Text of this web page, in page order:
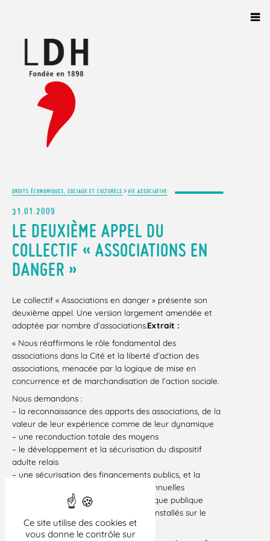
Ce site utilise des cookies et
vous donne le contrôle sur
DROITS ÉCONOMIQUES, SOCIAUX ET CULTURELS >VIE ASSOCIATIVE
31.01.2009
LE DEUXIÈME APPEL DU
COLLECTIF « ASSOCIATIONS EN
DANGER »
Le collectif « Associations en danger » présente son
deuxième appel. Une version largement amendée et
adoptée par nombre d’associations.Extrait :
« Nous réaffirmons le rôle fondamental des
associations dans la Cité et la liberté d’action des
associations, menacée par la logique de mise en
concurrence et de marchandisation de l’action sociale.
Nous demandons :
– la reconnaissance des apports des associations, de la
valeur de leur expérience comme de leur dynamique
– une reconduction totale des moyens
– le développement et la sécurisation du dispositif
adulte relais
– une sécurisation des financements publics, et la
généralisation des conventions pluriannuelles
– la mise en oeuvre d’une réelle politique publique
d’intégration en faveur des migrants installés sur le
territoire. »